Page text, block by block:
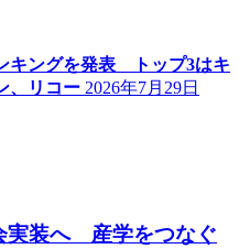
キングを発表 トップ3はキ
、リコー 2026年7月29日
実装へ 産学をつなぐ